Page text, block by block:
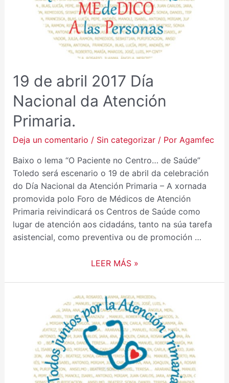
19 de abril 2017 Día
Nacional da Atención
Primaria.
Deja un comentario / Sin categorizar/ Por Agamfec
Baixo o lema “O Paciente no Centro… de Saúde”
Toledo será escenario o 19 de abril da celebración
do Día Nacional da Atención Primaria – A xornada
promovida polo Foro de Médicos de Atención
Primaria reivindicará os Centros de Saúde como
lugar de atención aos cidadáns, tanto na súa tarefa
asistencial, como preventiva ou de promoción …
ATENCIÓN
PRIMARIA.
LEER MÁS »
JORNADA
DEL
DIA
DE
LA
ATENCION
PRIMARIA